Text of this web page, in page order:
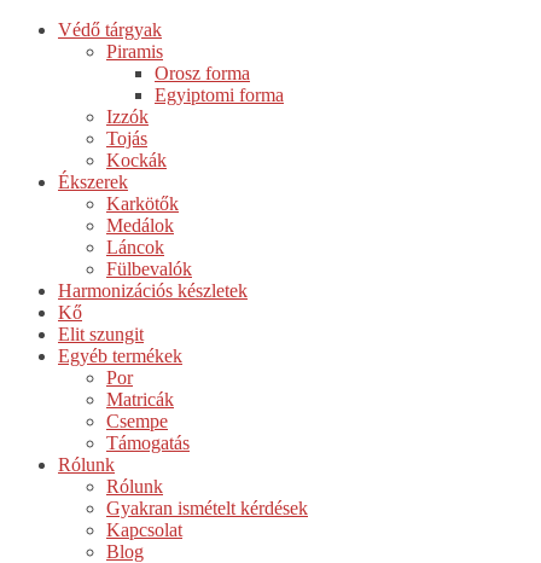
Védő tárgyak
Piramis
Orosz forma
Egyiptomi forma
Izzók
Tojás
Kockák
Ékszerek
Karkötők
Medálok
Láncok
Fülbevalók
Harmonizációs készletek
Kő
Elit szungit
Egyéb termékek
Por
Matricák
Csempe
Támogatás
Rólunk
Rólunk
Gyakran ismételt kérdések
Kapcsolat
Blog